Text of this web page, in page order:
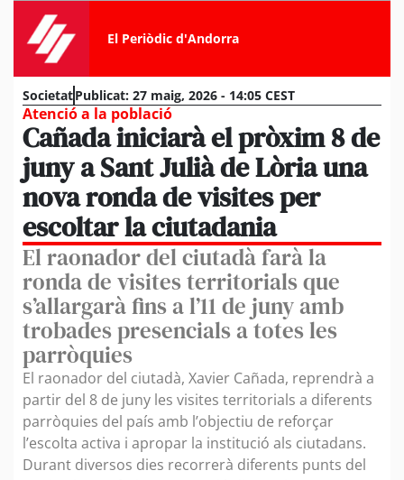
El Periòdic d'Andorra
SocietatPublicat: 27 maig, 2026 - 14:05 CEST
Atenció a la població
Cañada iniciarà el pròxim 8 de
juny a Sant Julià de Lòria una
nova ronda de visites per
escoltar la ciutadania
El raonador del ciutadà farà la
ronda de visites territorials que
s’allargarà fins a l’11 de juny amb
trobades presencials a totes les
parròquies
El raonador del ciutadà, Xavier Cañada, reprendrà a
partir del 8 de juny les visites territorials a diferents
parròquies del país amb l’objectiu de reforçar
l’escolta activa i apropar la institució als ciutadans.
Durant diversos dies recorrerà diferents punts del